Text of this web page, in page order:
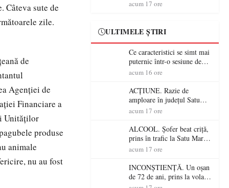
Câteva sute de
zile.
de
Agenției de
Financiare a
Unităţilor
produse
animale
nu au fost
medicamente esențiale
jurat de renume
acum 17 ore
ULTIMELE ȘTIRI
Ce caracteristici se simt mai
puternic într-o sesiune de
distracție la sloturi online:
RTP?
acum 16 ore
ACȚIUNE. Razie de
amploare în județul Satu
Mare! Polițiștii au dat sute
șoferi fără permis într-o
singură zi
acum 17 ore
ALCOOL. Șofer beat criță,
prins în trafic la Satu Mare!
Alcoolemie uriașă
acum 17 ore
INCONȘTIENȚĂ. Un oșan
de 72 de ani, prins la volan
fără permis! Polițiștii l-au